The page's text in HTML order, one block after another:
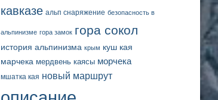
кавказе альп снаряжение безопасность в
альпинизме гора замок гора сокол
история альпинизма крым куш кая
марчека мердвень каясы морчека
мшатка кая новый маршрут